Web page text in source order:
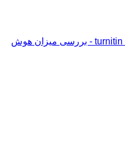
بررسی مقالات شما به وسیله قوی ترین Ai Detector توسط turnitin - بررسی میزان هوش